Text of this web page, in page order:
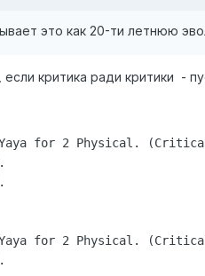
это как 20-ти летнюю
критика ради критики -
Yaya for 2 Physical.
Yaya for 2 Physical.